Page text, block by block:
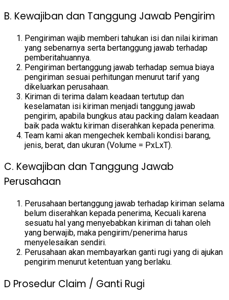
B. Kewajiban dan Tanggung Jawab Pengirim
Pengiriman wajib memberi tahukan isi dan nilai kiriman
yang sebenarnya serta bertanggung jawab terhadap
pemberitahuannya.
Pengiriman bertanggung jawab terhadap semua biaya
pengiriman sesuai perhitungan menurut tarif yang
dikeluarkan perusahaan.
Kiriman di terima dalam keadaan tertutup dan
keselamatan isi kiriman menjadi tanggung jawab
pengirim, apabila bungkus atau packing dalam keadaan
baik pada waktu kiriman diserahkan kepada penerima.
Team kami akan mengechek kembali kondisi barang,
jenis, berat, dan ukuran (Volume = PxLxT).
C. Kewajiban dan Tanggung Jawab
Perusahaan
Perusahaan bertanggung jawab terhadap kiriman selama
belum diserahkan kepada penerima, Kecuali karena
sesuatu hal yang menyebabkan kiriman di tahan oleh
yang berwajib, maka pengirim/penerima harus
menyelesaikan sendiri.
Perusahaan akan membayarkan ganti rugi yang di ajukan
pengirim menurut ketentuan yang berlaku.
D Prosedur Claim / Ganti Rugi